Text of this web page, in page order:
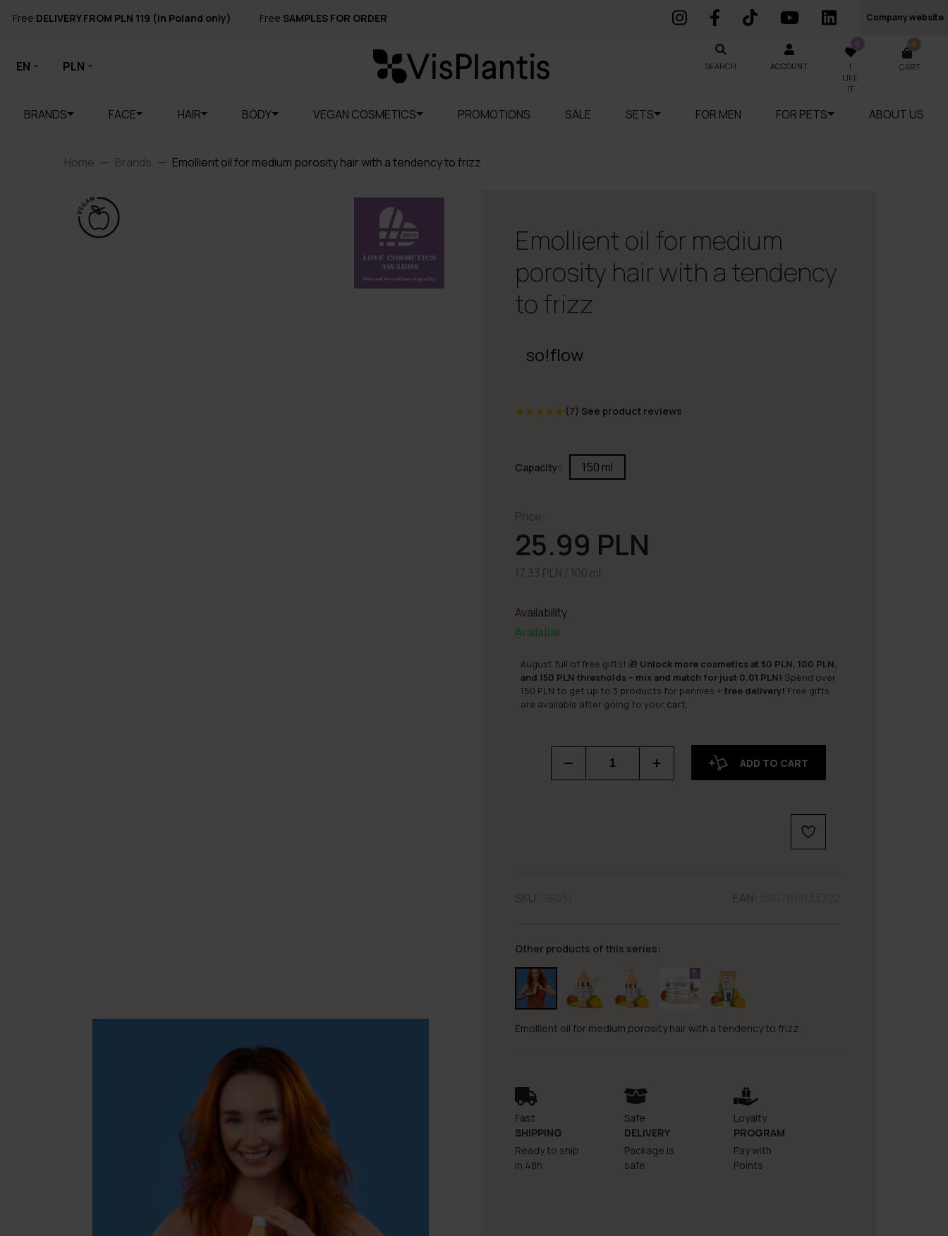
Free DELIVERY FROM PLN 119 (in Poland only) Free SAMPLES FOR ORDER Company website
EN PLN SEARCH ACCOUNT
0
I
LIKE
IT
0
CART
BRANDS FACE HAIR BODY VEGAN COSMETICS PROMOTIONS SALE SETS FOR MEN FOR PETS ABOUT US
SEARCH
Home Brands Emollient oil for medium porosity hair with a tendency to frizz
Emollient oil for medium
porosity hair with a tendency
to frizz
so!flow
★★★★★ (7) See product reviews
Capacity: 150 ml
Price:
25.99 PLN
17.33 PLN / 100 ml
Availability
Available
August full of free gifts! 🎁 Unlock more cosmetics at 50 PLN, 100 PLN,
and 150 PLN thresholds – mix and match for just 0.01 PLN! Spend over
150 PLN to get up to 3 products for pennies + free delivery! Free gifts
are available after going to your cart.
ADD TO CART
SKU: EAN:
Other products of this series:
Emollient oil for medium porosity hair with a tendency to frizz
Fast
SHIPPING
Ready to ship
in 48h
Safe
DELIVERY
Package is
safe
Loyalty
PROGRAM
Pay with
Points